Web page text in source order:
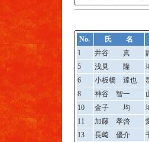
No.
氏 名
1
井谷 真
5
浅見 隆
6
小板橋 達也
8
神谷 智一
10
金子 均
11
加藤 孝啓
13
長﨑 優介